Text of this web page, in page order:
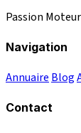
Passion Moteur
Navigation
Annuaire Blog
Contact